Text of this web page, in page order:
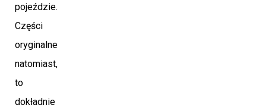
pojeździe.
Części
oryginalne
natomiast,
to
dokładnie